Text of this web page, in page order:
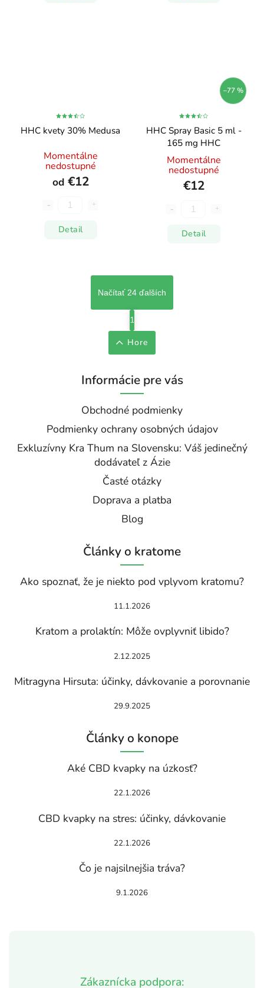
HHC kvety 30% Medusa
Momentálne
nedostupné
od€12
Detail
–77 %
HHC Spray Basic 5 ml -
165 mg HHC
Momentálne
nedostupné
€12
Detail
Načítať 24 ďalších
1
Hore
Zákaznícka podpora:
Informácie pre vás
Obchodné podmienky
Podmienky ochrany osobných údajov
Exkluzívny Kra Thum na Slovensku: Váš jedinečný
dodávateľ z Ázie
Časté otázky
Doprava a platba
Blog
Články o kratome
Ako spoznať, že je niekto pod vplyvom kratomu?
11.1.2026
Kratom a prolaktín: Môže ovplyvniť libido?
2.12.2025
Mitragyna Hirsuta: účinky, dávkovanie a porovnanie
29.9.2025
Články o konope
Aké CBD kvapky na úzkosť?
22.1.2026
CBD kvapky na stres: účinky, dávkovanie
22.1.2026
Čo je najsilnejšia tráva?
9.1.2026